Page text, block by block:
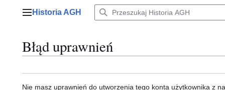
Menu główne
Historia AGH
Błąd uprawnień
Nie masz uprawnień do utworzenia tego konta użytkownika z